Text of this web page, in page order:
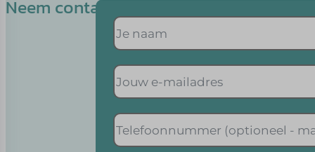
Neem contact op met Ron